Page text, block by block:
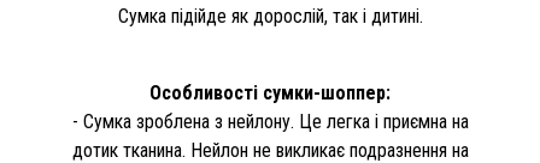
Сумка підійде як дорослій, так і дитині.
Особливості сумки-шоппер:
- Сумка зроблена з нейлону. Це легка і приємна на
дотик тканина. Нейлон не викликає подразнення на